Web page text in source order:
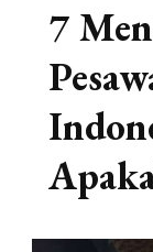
7